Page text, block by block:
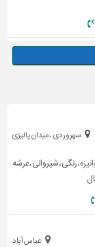
سهروردی ، میدان پالیزی
،رنگی،شیروانی،عرشه
عباس آباد